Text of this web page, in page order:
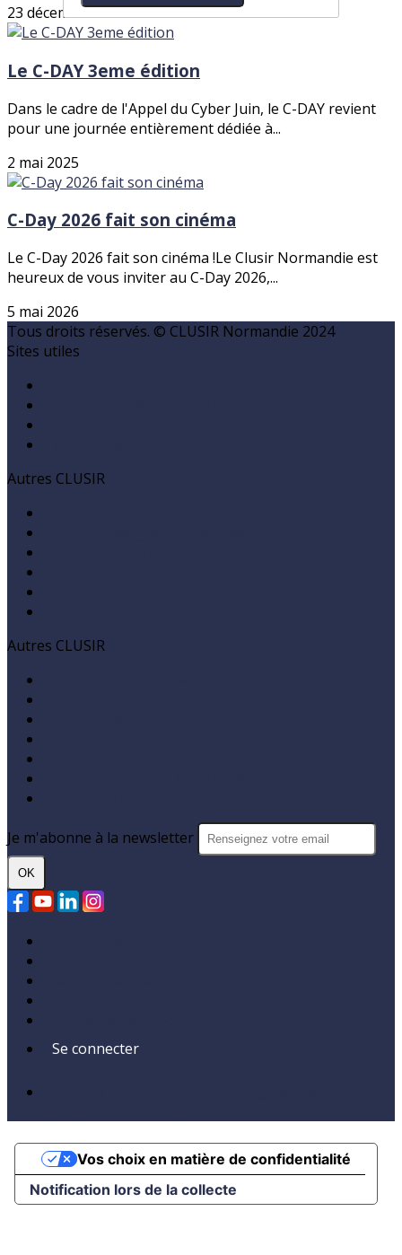
23 décembre 2024
Le C-DAY 3eme édition
Dans le cadre de l'Appel du Cyber Juin, le C-DAY revient
pour une journée entièrement dédiée à...
2 mai 2025
C-Day 2026 fait son cinéma
Le C-Day 2026 fait son cinéma !Le Clusir Normandie est
heureux de vous inviter au C-Day 2026,...
5 mai 2026
Tous droits réservés. © CLUSIR Normandie 2024
Sites utiles
Autres CLUSIR
Autres CLUSIR
Je m'abonne à la newsletter
OK
Se connecter
Notification lors de la collecte
Vos choix en matière de confidentialité